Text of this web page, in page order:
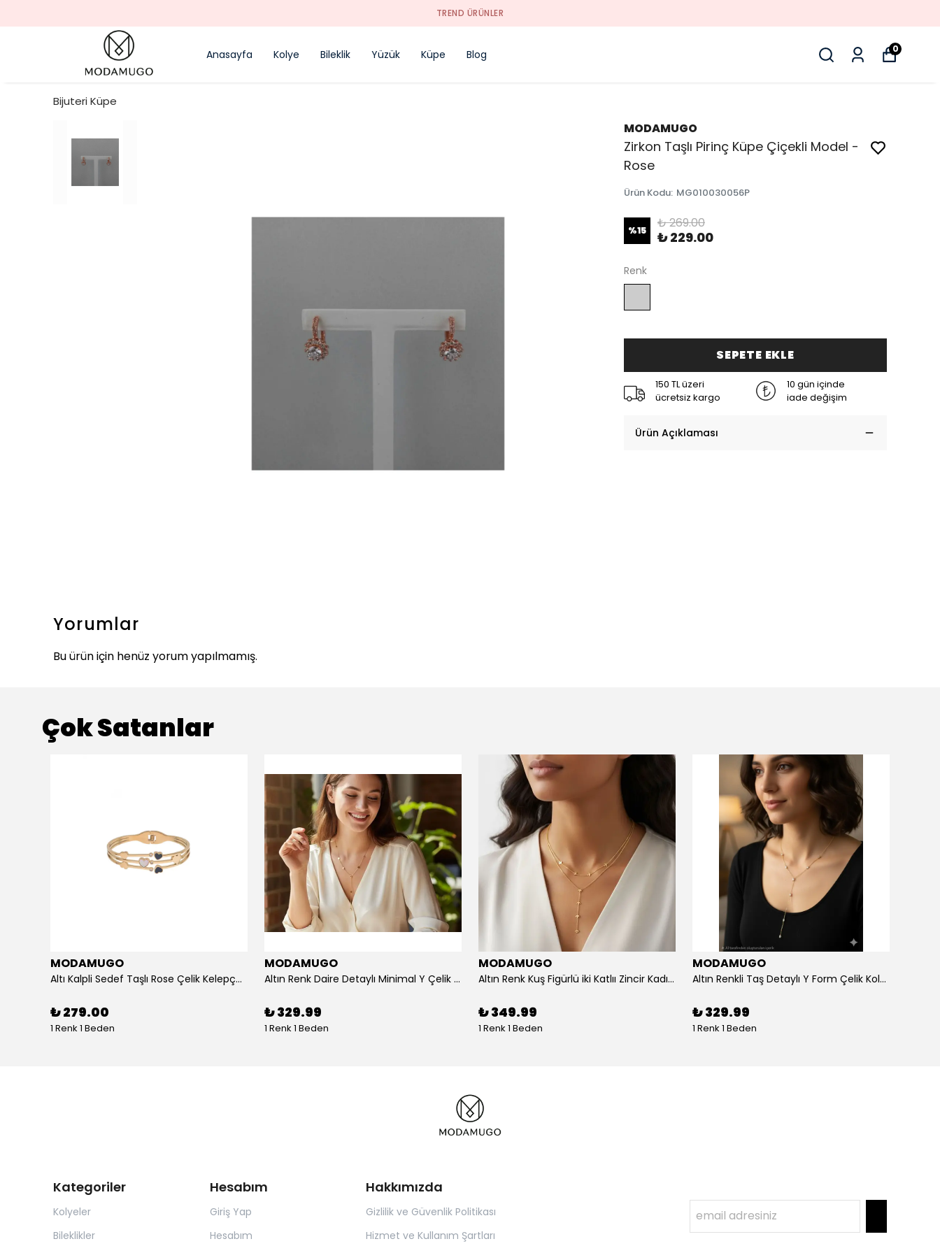
TREND ÜRÜNLER
Anasayfa Kolye Bileklik Yüzük Küpe Blog 0
Bijuteri Küpe
MODAMUGO
Zirkon Taşlı Pirinç Küpe Çiçekli Model -
Rose
Ürün Kodu: MG010030056P
%15 ₺ 269.00
₺ 229.00
Renk
SEPETE EKLE
150 TL üzeri
ücretsiz kargo
10 gün içinde
iade değişim
Ürün Açıklaması
Yorumlar
Bu ürün için henüz yorum yapılmamış.
Çok Satanlar
MODAMUGO
Altı Kalpli Sedef Taşlı Rose Çelik Kelepçe Bileklik
₺ 279.00
1 Renk 1 Beden
MODAMUGO
Altın Renk Daire Detaylı Minimal Y Çelik Kolye
₺ 329.99
1 Renk 1 Beden
MODAMUGO
Altın Renk Kuş Figürlü iki Katlıı Zincir Kadın Y Kolye
₺ 349.99
1 Renk 1 Beden
MODAMUGO
Altın Renkli Taş Detaylı Y Form Çelik Kolye
₺ 329.99
1 Renk 1 Beden
Kategoriler
Kolyeler
Bileklikler
Hesabım
Giriş Yap
Hesabım
Hakkımızda
Gizlilik ve Güvenlik Politikası
Hizmet ve Kullanım Şartları